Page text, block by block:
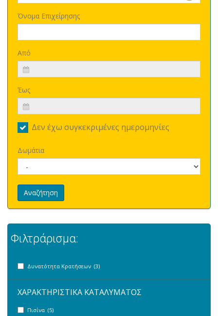
Όνομα Επιχείρησης
Από
Έως
Δεν έχω συγκεκριμένες ημερομηνίες
Δωμάτια
Αναζήτηση
Φιλτράρισμα:
Δυνατότητα Κρατήσεων (3)
ΧΑΡΑΚΤΗΡΙΣΤΙΚΑ ΚΑΤΑΛΥΜΑΤΟΣ
Πισίνα (5)